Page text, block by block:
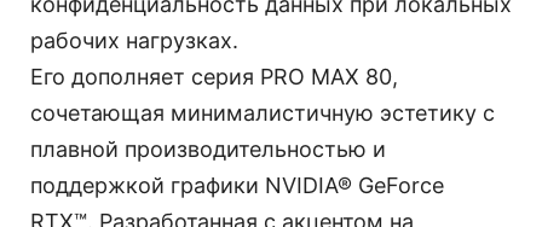
рабочих нагрузках.
Его дополняет серия PRO MAX 80,
сочетающая минималистичную эстетику с
плавной производительностью и
поддержкой графики NVIDIA® GeForce
RTX™. Разработанная с акцентом на